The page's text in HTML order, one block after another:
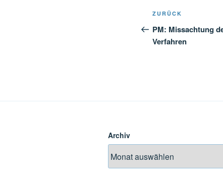
Vorheriger
Beitrag
ZURÜCK
PM: Missachtung
Verfahren
Archiv